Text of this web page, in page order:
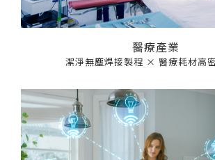
醫療產業
潔淨無塵焊接製程 × 醫療耗材高